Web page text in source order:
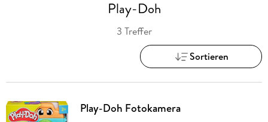
Play-Doh
3 Treffer
Sortieren
Play-Doh Fotokamera